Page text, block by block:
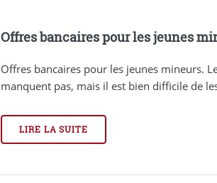
Offres bancaires pour les jeunes
Offres bancaires pour les jeunes mineurs.
manquent pas, mais il est bien difficile de
LIRE LA SUITE